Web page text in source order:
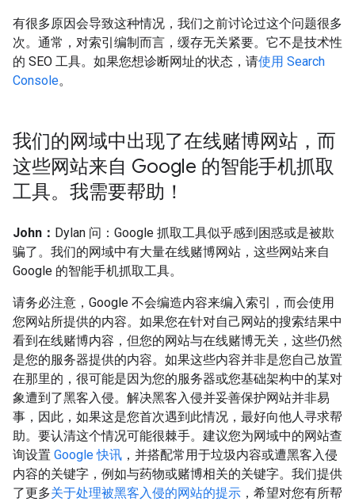
有很多原因会导致这种情况，我们之前讨论过这个问题很多
次。通常，对索引编制而言，缓存无关紧要。它不是技术性
的 SEO 工具。如果您想诊断网址的状态，请使用 Search
Console。
我们的网域中出现了在线赌博网站，而
这些网站来自 Google 的智能手机抓取
工具。我需要帮助！
John： Dylan 问：Google 抓取工具似乎感到困惑或是被欺
骗了。我们的网域中有大量在线赌博网站，这些网站来自
Google 的智能手机抓取工具。
请务必注意，Google 不会编造内容来编入索引，而会使用
您网站所提供的内容。如果您在针对自己网站的搜索结果中
看到在线赌博内容，但您的网站与在线赌博无关，这些仍然
是您的服务器提供的内容。如果这些内容并非是您自己放置
在那里的，很可能是因为您的服务器或您基础架构中的某对
象遭到了黑客入侵。解决黑客入侵并妥善保护网站并非易
事，因此，如果这是您首次遇到此情况，最好向他人寻求帮
助。要认清这个情况可能很棘手。建议您为网域中的网站查
询设置 Google 快讯 ，并搭配常用于垃圾内容或遭黑客入侵
内容的关键字，例如与药物或赌博相关的关键字。我们提供
了更多关于处理被黑客入侵的网站的提示 ，希望对您有所帮